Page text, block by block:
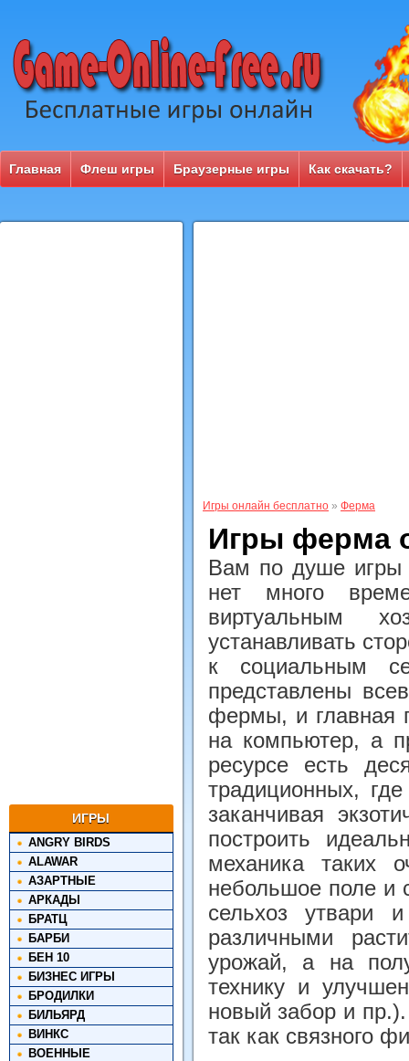
Главная Флеш игры Браузерные игры Как скачать?
ИГРЫ
ANGRY BIRDS
ALAWAR
АЗАРТНЫЕ
АРКАДЫ
БРАТЦ
БАРБИ
БЕН 10
БИЗНЕС ИГРЫ
БРОДИЛКИ
БИЛЬЯРД
ВИНКС
ВОЕННЫЕ
Игры онлайн бесплатно » Ферма
Игры ферма
Вам по душе игры
нет много
виртуальным
устанавливать
к социальным
представлены
фермы, и главная
на компьютер, а
ресурсе есть
традиционных,
заканчивая
построить
механика таких
небольшое поле и
сельхоз утвари
различными
урожай, а на
технику и
новый забор и
так как связного